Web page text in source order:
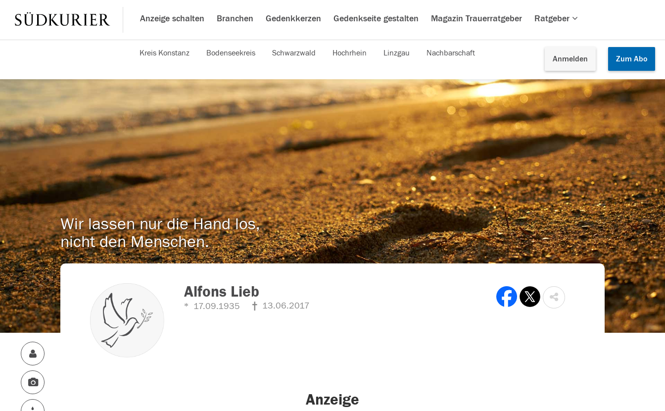
Anzeige schalten Branchen Gedenkkerzen Gedenkseite gestalten Magazin Trauerratgeber Ratgeber
Anmelden Zum Abo
Kreis Konstanz Bodenseekreis Schwarzwald Hochrhein Linzgau Nachbarschaft
Wir lassen nur die Hand los,
nicht den Menschen.
Alfons Lieb
17.09.1935 13.06.2017
Anzeige